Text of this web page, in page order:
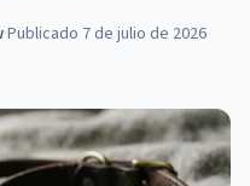
·Publicado 7 de julio de 2026